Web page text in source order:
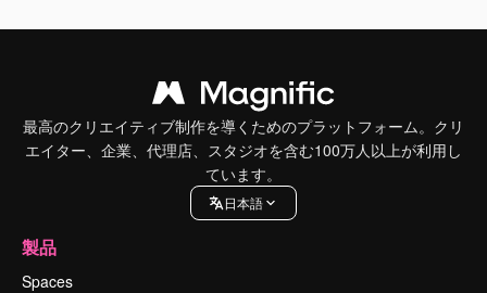
最高のクリエイティブ制作を導くためのプラットフォーム。クリ
エイター、企業、代理店、スタジオを含む100万人以上が利用し
ています。
日本語
製品
Spaces